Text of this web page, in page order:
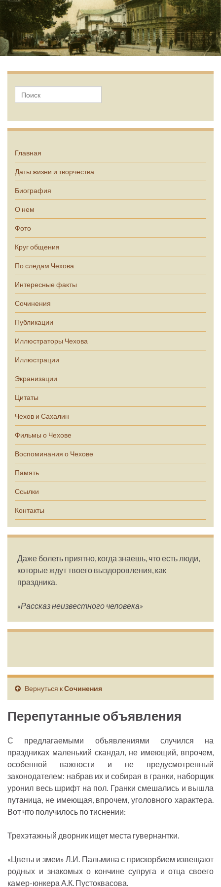
Главная
Даты жизни и творчества
Биография
О нем
Фото
Круг общения
По следам Чехова
Интересные факты
Сочинения
Публикации
Иллюстраторы Чехова
Иллюстрации
Экранизации
Цитаты
Чехов и Сахалин
Фильмы о Чехове
Воспоминания о Чехове
Память
Ссылки
Контакты
Даже болеть приятно, когда знаешь, что есть люди,
которые ждут твоего выздоровления, как
праздника.
«Рассказ неизвестного человека»
Вернуться кСочинения
Перепутанные объявления
С предлагаемыми объявлениями случился на
праздниках маленький скандал, не имеющий, впрочем,
особенной важности и не предусмотренный
законодателем: набрав их и собирая в гранки, наборщик
уронил весь шрифт на пол. Гранки смешались и вышла
путаница, не имеющая, впрочем, уголовного характера.
Вот что получилось по тиснении:
Трехэтажный дворник ищет места гувернантки.
«Цветы и змеи» Л.И. Пальмина с прискорбием извещают
родных и знакомых о кончине супруга и отца своего
камер-юнкера А.К. Пустоквасова.